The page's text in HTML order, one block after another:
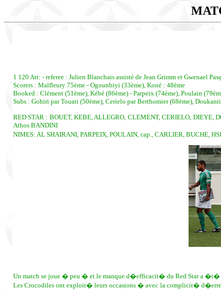
1 120 Att: - referee : Julien Blanchais assisté de Jean Grimm et Gwenael
Scorers : Malfleury 75ème - Ogounbiyi (33ème), Koné : 48ème
Booked : Clément (51ème), Kébé (86ème) - Parpeix (74ème), Poulain
Subs : Gohiri par Touati (50ème), Cerielo par Berthomier (68ème),
RED STAR : BOUET, KEBE, ALLEGRO, CLEMENT, CERIELO,
Athos BANDINI
NIMES: AL SHAIRANI, PARPEIX, POULAIN, cap., CARLIER, BUCHE,
Un match se joue � peu � et le manque d�efficacit� du Red Star a
Les Crocodiles ont exploit� leurs occasions � avec la complicit�